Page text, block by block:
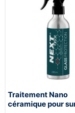
Traitement Nano
céramique pour